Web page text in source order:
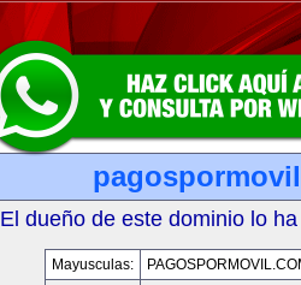
El dueño de este dominio lo
Mayusculas: